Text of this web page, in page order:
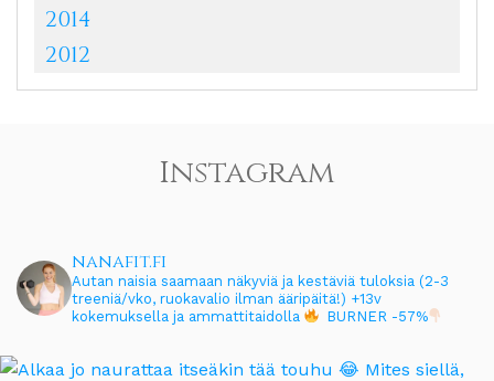
2014
2012
Instagram
nanafit.fi
Autan naisia saamaan näkyviä ja kestäviä tuloksia (2-3
treeniä/vko, ruokavalio ilman ääripäitä!) +13v
kokemuksella ja ammattitaidolla
BURNER -57%